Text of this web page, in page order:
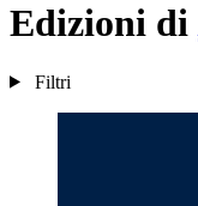
Edizioni di
Filtri